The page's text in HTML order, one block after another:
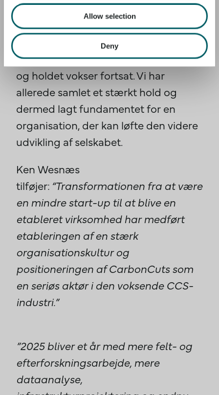
Allow selection
Deny
efterårsskiftet flyttede vi vores
hovedkontor til Vibenshuset i
København for at styrke samarbejdet
med vores moderselskab, BlueNord –
og holdet vokser fortsat. Vi har
allerede samlet et stærkt hold og
dermed lagt fundamentet for en
organisation, der kan løfte den videre
udvikling af selskabet.
Ken Wesnæs
tilføjer: “Transformationen fra at være
en mindre start-up til at blive en
etableret virksomhed har medført
etableringen af en stærk
organisationskultur og
positioneringen af CarbonCuts som
en seriøs aktør i den voksende CCS-
industri.”
”2025 bliver et år med mere felt- og
efterforskningsarbejde, mere
dataanalyse,